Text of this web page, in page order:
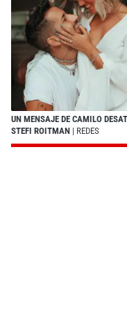
UN MENSAJE DE CAMILO
STEFI ROITMAN | REDES